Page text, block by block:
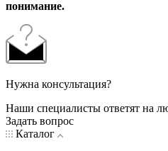
понимание.
Нужна консультация?
Наши специалисты ответят на
Задать вопрос
Каталог